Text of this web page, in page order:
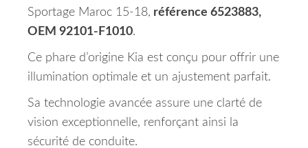
Sportage Maroc 15-18, référence 6523883,
OEM 92101-F1010.
Ce phare d’origine Kia est conçu pour offrir une
illumination optimale et un ajustement parfait.
Sa technologie avancée assure une clarté de
vision exceptionnelle, renforçant ainsi la
sécurité de conduite.